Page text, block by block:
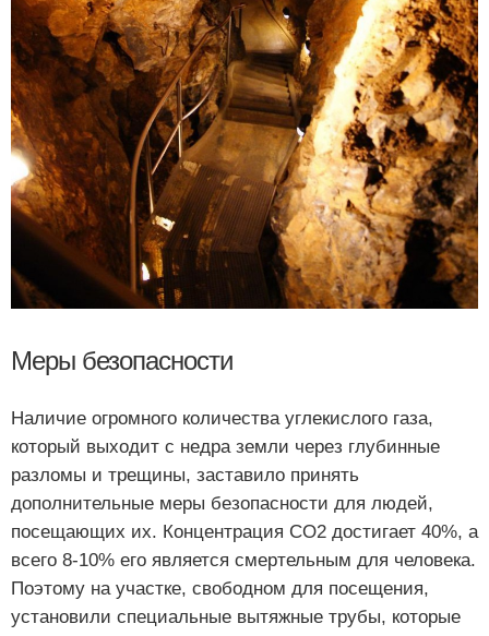
Меры безопасности
Наличие огромного количества углекислого газа,
который выходит с недра земли через глубинные
разломы и трещины, заставило принять
дополнительные меры безопасности для людей,
посещающих их. Концентрация CO2 достигает 40%, а
всего 8-10% его является смертельным для человека.
Поэтому на участке, свободном для посещения,
установили специальные вытяжные трубы, которые